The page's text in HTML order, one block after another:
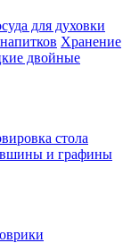
для духовки
Хранение
двойные
стола
и графины